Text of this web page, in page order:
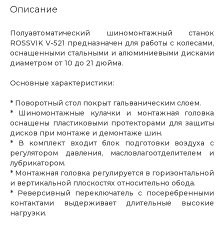
Описание
Полуавтоматический шиномонтажный станок
ROSSVIK V-521 предназначен для работы с колесами,
оснащенными стальными и алюминиевыми дисками
диаметром от 10 до 21 дюйма.
Основные характеристики:
* Поворотный стол покрыт гальваническим слоем.
* Шиномонтажные кулачки и монтажная головка
оснащены пластиковыми протекторами для защиты
дисков при монтаже и демонтаже шин.
* В комплект входит блок подготовки воздуха с
регулятором давления, масловлагоотделителем и
лубрикатором.
* Монтажная головка регулируется в горизонтальной
и вертикальной плоскостях относительно обода.
* Реверсивный переключатель с посеребренными
контактами выдерживает длительные высокие
нагрузки.